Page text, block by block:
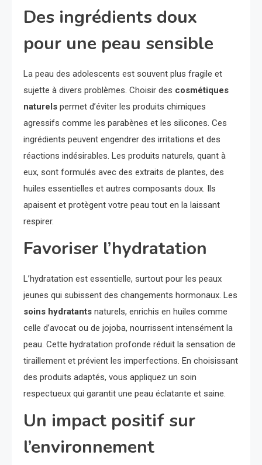
Des ingrédients doux
pour une peau sensible
La peau des adolescents est souvent plus fragile et
sujette à divers problèmes. Choisir des cosmétiques
naturels permet d’éviter les produits chimiques
agressifs comme les parabènes et les silicones. Ces
ingrédients peuvent engendrer des irritations et des
réactions indésirables. Les produits naturels, quant à
eux, sont formulés avec des extraits de plantes, des
huiles essentielles et autres composants doux. Ils
apaisent et protègent votre peau tout en la laissant
respirer.
Favoriser l’hydratation
L’hydratation est essentielle, surtout pour les peaux
jeunes qui subissent des changements hormonaux. Les
soins hydratants naturels, enrichis en huiles comme
celle d’avocat ou de jojoba, nourrissent intensément la
peau. Cette hydratation profonde réduit la sensation de
tiraillement et prévient les imperfections. En choisissant
des produits adaptés, vous appliquez un soin
respectueux qui garantit une peau éclatante et saine.
Un impact positif sur
l’environnement